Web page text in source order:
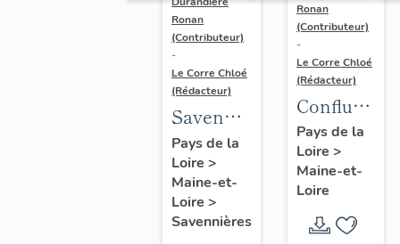
Ronan
(Contributeur)
-
Le Corre Chloé
(Rédacteur)
Savennières
:
présentation
de la
commune
Pays de la
Loire >
Maine-et-
Loire >
Savennières
Ronan
(Contributeur)
-
Le Corre Chloé
(Rédacteur)
Confluence
Maine-
Loire :
d'étude
Pays de la
Loire >
Maine-et-
Loire